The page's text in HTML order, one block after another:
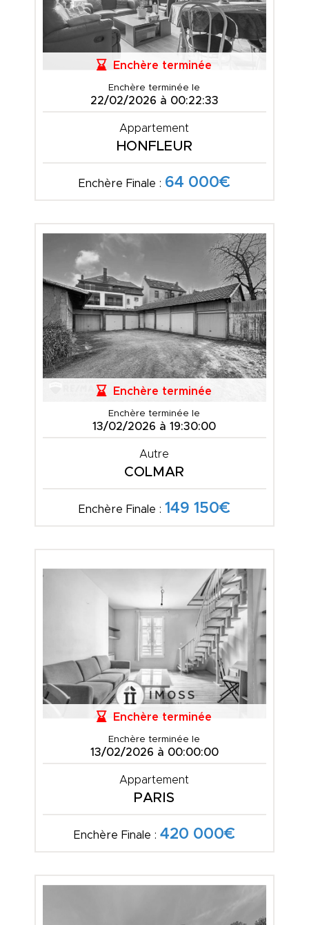
Enchère terminée
Enchère terminée le
22/02/2026 à 00:22:33
Appartement
HONFLEUR
Enchère Finale : 64 000€
Enchère terminée
Enchère terminée le
13/02/2026 à 19:30:00
Autre
COLMAR
Enchère Finale : 149 150€
Enchère terminée
Enchère terminée le
13/02/2026 à 00:00:00
Appartement
PARIS
Enchère Finale : 420 000€